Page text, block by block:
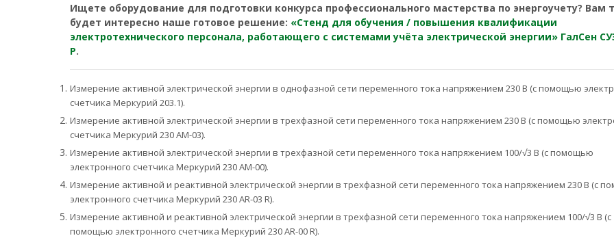
Ищете оборудование для подготовки конкурса профессионального мастерства по энергоучету? Вам
будет интересно наше готовое решение: «Стенд для обучения / повышения квалификации
электротехнического персонала, работающего с системами учёта электрической энергии» ГалСен
Р.
Измерение активной электрической энергии в однофазной сети переменного тока напряжением 230 В (с помощью
счетчика Меркурий 203.1).
Измерение активной электрической энергии в трехфазной сети переменного тока напряжением 230 В (с помощью
счетчика Меркурий 230 АМ-03).
Измерение активной электрической энергии в трехфазной сети переменного тока напряжением 100/√3 В (с помощью
электронного счетчика Меркурий 230 АМ-00).
Измерение активной и реактивной электрической энергии в трехфазной сети переменного тока напряжением 230 В (с
электронного счетчика Меркурий 230 АR-03 R).
Измерение активной и реактивной электрической энергии в трехфазной сети переменного тока напряжением 100/√3 В (с
помощью электронного счетчика Меркурий 230 АR-00R).